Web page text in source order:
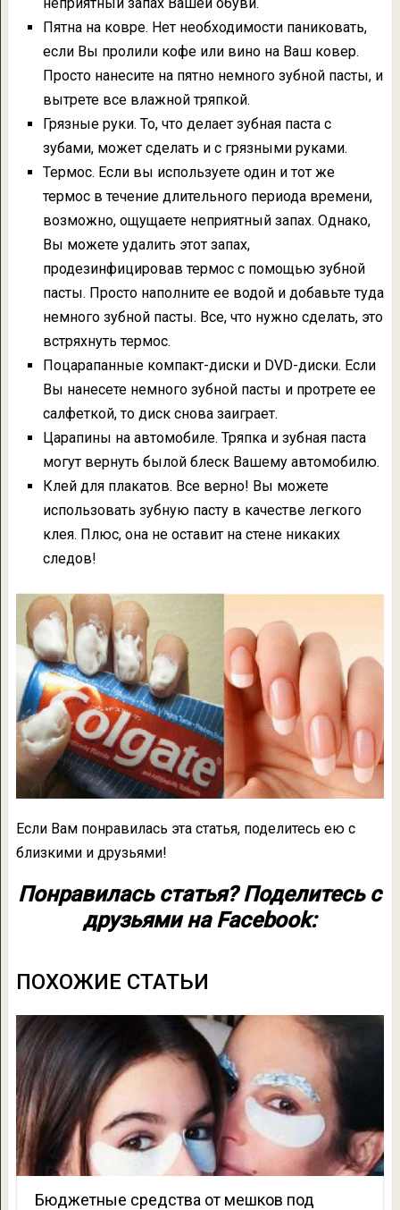
Пятна на ковре. Нет необходимости паниковать,
если Вы пролили кофе или вино на Ваш ковер.
Просто нанесите на пятно немного зубной пасты, и
вытрете все влажной тряпкой.
Грязные руки. То, что делает зубная паста с
зубами, может сделать и с грязными руками.
Термос. Если вы используете один и тот же
термос в течение длительного периода времени,
возможно, ощущаете неприятный запах. Однако,
Вы можете удалить этот запах,
продезинфицировав термос с помощью зубной
пасты. Просто наполните ее водой и добавьте туда
немного зубной пасты. Все, что нужно сделать, это
встряхнуть термос.
Поцарапанные компакт-диски и DVD-диски. Если
Вы нанесете немного зубной пасты и протрете ее
салфеткой, то диск снова заиграет.
Царапины на автомобиле. Тряпка и зубная паста
могут вернуть былой блеск Вашему автомобилю.
Клей для плакатов. Все верно! Вы можете
использовать зубную пасту в качестве легкого
клея. Плюс, она не оставит на стене никаких
следов!
Если Вам понравилась эта статья, поделитесь ею с
близкими и друзьями!
Понравилась статья? Поделитесь с
друзьями на Facebook:
ПОХОЖИЕ СТАТЬИ
Бюджетные средства от мешков под